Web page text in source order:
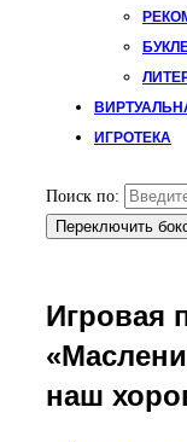
ИГРОТЕКА
Поиск по:
Переключить
Игровая
наш